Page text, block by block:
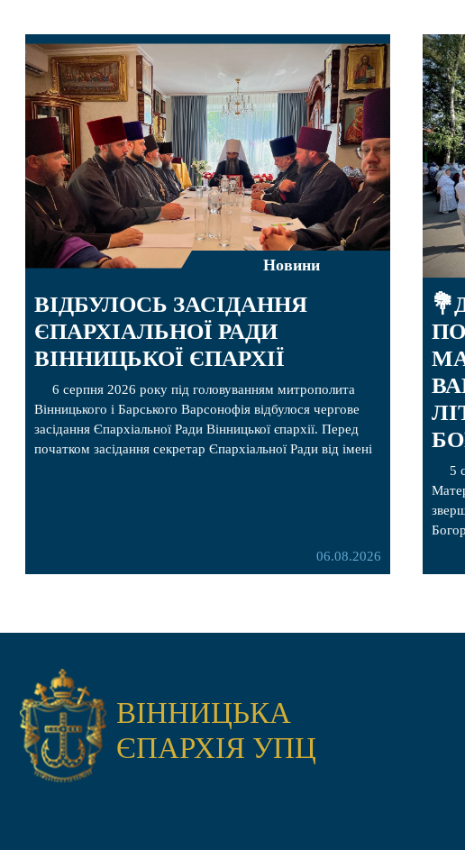
Новини
ВІДБУЛОСЬ ЗАСІДАННЯ
ЄПАРХІАЛЬНОЇ РАДИ
ВІННИЦЬКОЇ ЄПАРХІЇ
6 серпня 2026 року під головуванням митрополита
Вінницького і Барського Варсонофія відбулося чергове
засідання Єпархіальної Ради Вінницької єпархії. Перед
початком засідання секретар Єпархіальної Ради від імені
06.08.2026
5
ВІННИЦЬКА
ЄПАРХІЯ УПЦ